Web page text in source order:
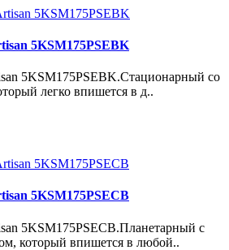
5KSM175PSEBK
5KSM175PSEBK.Стационарный со
легко впишется в д..
5KSM175PSECB
5KSM175PSECB.Планетарный с
который впишется в любой..